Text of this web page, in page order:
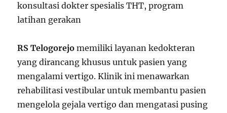
konsultasi dokter spesialis THT, program
latihan gerakan
RS Telogorejo memiliki layanan kedokteran
yang dirancang khusus untuk pasien yang
mengalami vertigo. Klinik ini menawarkan
rehabilitasi vestibular untuk membantu pasien
mengelola gejala vertigo dan mengatasi pusing